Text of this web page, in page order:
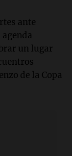
ante
un lugar
de la Copa